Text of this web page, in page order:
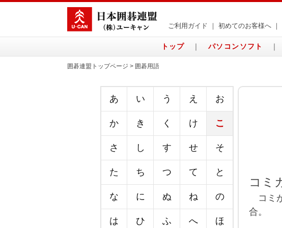
ご利用ガイド 初めてのお客様へ
トップ ｜ パソコンソフト ｜
囲碁連盟トップページ > 囲碁用語
あ い う え お
か き く け こ
さ し す せ そ
た ち つ て と
な に ぬ ね の
は ひ ふ へ ほ
コミ
コミ
合。